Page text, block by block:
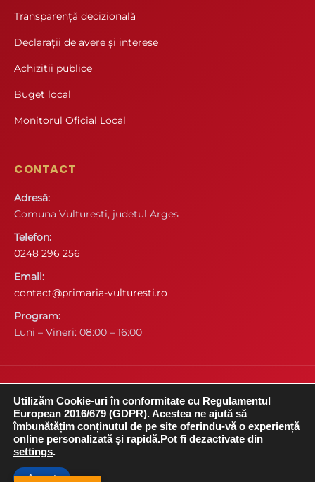
Transparență decizională
Declarații de avere și interese
Achiziții publice
Buget local
Monitorul Oficial Local
CONTACT
Adresă:
Comuna Vulturești, județul Argeș
Telefon:
0248 296 256
Email:
contact@primaria-vulturesti.ro
Program:
Luni – Vineri: 08:00 – 16:00
© 2026 Primăria Comunei Vulturești. Toate drepturile
rezervate.
Utilizăm Cookie-uri în conformitate cu Regulamentul
European 2016/679 (GDPR). Acestea ne ajută să
îmbunătățim conținutul de pe site oferindu-vă o experiență
online personalizată și rapidă.Pot fi dezactivate din
settings.
Accept